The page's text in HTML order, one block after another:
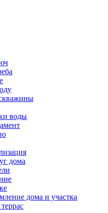
воды
дома
дома и участка